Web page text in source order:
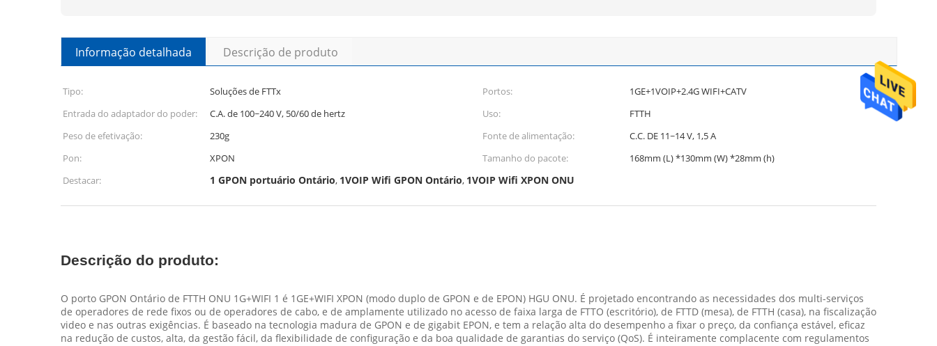
Informação detalhada Descrição de produto
Tipo: Soluções de FTTx Portos:
1GE+1VOIP+2.4G WIFI+CATV
Entrada do adaptador do poder:
C.A. de 100~240 V, 50/60 de hertz Uso:
FTTH
Peso de efetivação:
230g Fonte de alimentação:
C.C. DE 11~14 V, 1,5 A
Pon:
XPON Tamanho do pacote:
168mm (L) *130mm (W) *28mm (h)
Destacar:
1 GPON portuário Ontário, 1VOIP Wifi GPON Ontário, 1VOIP Wifi XPON ONU
Descrição do produto:
O porto GPON Ontário de FTTH ONU 1G+WIFI 1 é 1GE+WIFI XPON (modo duplo de GPON e de EPON) HGU ONU. É projetado encontrando as necessidades dos multi-serviços
de operadores de rede fixos ou de operadores de cabo, e de amplamente utilizado no acesso de faixa larga de FTTO (escritório), de FTTD (mesa), de FTTH (casa), na fiscalização
video e nas outras exigências. É baseado na tecnologia madura de GPON e de gigabit EPON, e tem a relação alta do desempenho a fixar o preço, da confiança estável, eficaz
na redução de custos, alta, da gestão fácil, da flexibilidade de configuração e da boa qualidade de garantias do serviço (QoS). É inteiramente complacente com regulamentos